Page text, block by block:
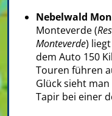
Nebelwald
Monteverde (
Monteverde)
dem Auto 150
Touren führen
Glück sieht
Tapir bei einer